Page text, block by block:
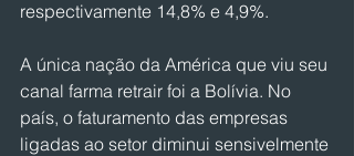
respectivamente 14,8% e 4,9%.
A única nação da América que viu seu
canal farma retrair foi a Bolívia. No
país, o faturamento das empresas
ligadas ao setor diminui sensivelmente